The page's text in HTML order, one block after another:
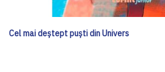
Cel mai deștept puști din Univers